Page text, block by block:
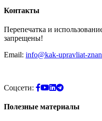
Контакты
Перепечатка и
запрещены!
Email: info@kak-upravliat-
Соцсети:
Полезные материалы